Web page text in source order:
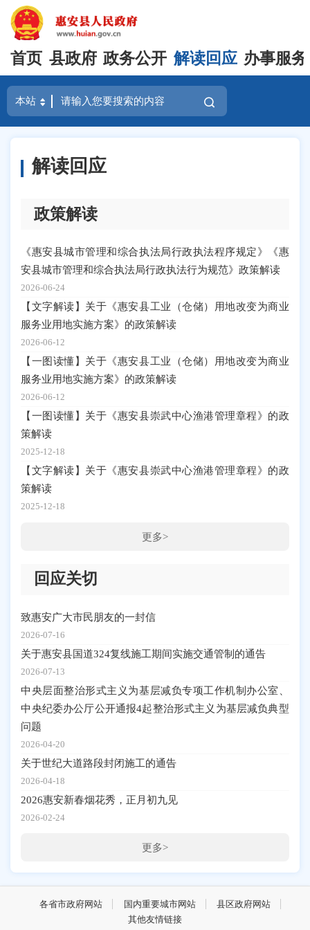
首页 县政府 政务公开 解读回应 办事服务
解读回应
政策解读
《惠安县城市管理和综合执法局行政执法程序规定》《惠
安县城市管理和综合执法局行政执法行为规范》政策解读
2026-06-24
【文字解读】关于《惠安县工业（仓储）用地改变为商业
服务业用地实施方案》的政策解读
2026-06-12
【一图读懂】关于《惠安县工业（仓储）用地改变为商业
服务业用地实施方案》的政策解读
2026-06-12
【一图读懂】关于《惠安县崇武中心渔港管理章程》的政
策解读
2025-12-18
【文字解读】关于《惠安县崇武中心渔港管理章程》的政
策解读
2025-12-18
更多>
回应关切
致惠安广大市民朋友的一封信
2026-07-16
关于惠安县国道324复线施工期间实施交通管制的通告
2026-07-13
中央层面整治形式主义为基层减负专项工作机制办公室、
中央纪委办公厅公开通报4起整治形式主义为基层减负典型
问题
2026-04-20
关于世纪大道路段封闭施工的通告
2026-04-18
2026惠安新春烟花秀，正月初九见
2026-02-24
更多>
各省市政府网站 国内重要城市网站
县区政府网站
其他友情链接